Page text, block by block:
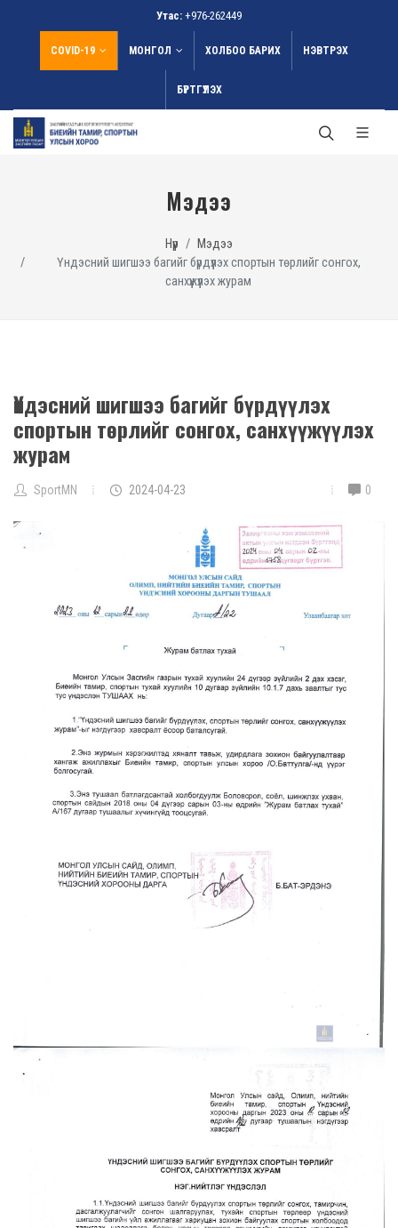
Утас: +976-262449
COVID-19 МОНГОЛ ХОЛБОО БАРИХ НЭВТРЭХ
БҮРТГҮҮЛЭХ
Мэдээ
Нүүр
Мэдээ
Үндэсний шигшээ багийг бүрдүүлэх спортын төрлийг сонгох,
санхүүжүүлэх журам
Үндэсний шигшээ багийг бүрдүүлэх
спортын төрлийг сонгох, санхүүжүүлэх
журам
SportMN 2024-04-23 0